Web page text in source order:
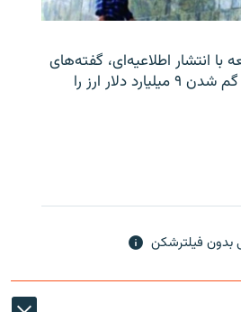
با انتشار اطلاعیه‌ای، گفته‌های
یک نماینده مجلس درباره گم شدن ۹ میلیارد دلار ارز را
فیلترشکن